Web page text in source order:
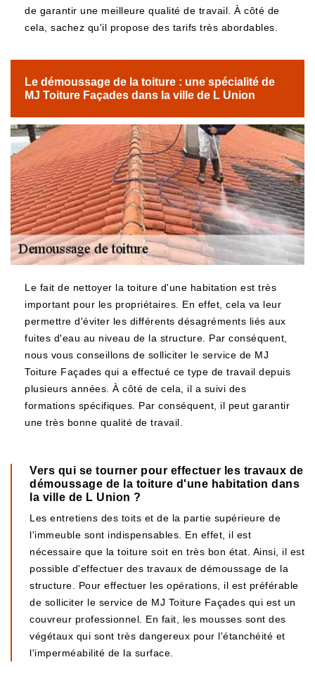
de garantir une meilleure qualité de travail. À côté de
cela, sachez qu'il propose des tarifs très abordables.
Le démoussage de la toiture : une spécialité de
MJ Toiture Façades dans la ville de L Union
Le fait de nettoyer la toiture d'une habitation est très
important pour les propriétaires. En effet, cela va leur
permettre d'éviter les différents désagréments liés aux
fuites d'eau au niveau de la structure. Par conséquent,
nous vous conseillons de solliciter le service de MJ
Toiture Façades qui a effectué ce type de travail depuis
plusieurs années. À côté de cela, il a suivi des
formations spécifiques. Par conséquent, il peut garantir
une très bonne qualité de travail.
Vers qui se tourner pour effectuer les travaux de
démoussage de la toiture d'une habitation dans
la ville de L Union ?
Les entretiens des toits et de la partie supérieure de
l'immeuble sont indispensables. En effet, il est
nécessaire que la toiture soit en très bon état. Ainsi, il est
possible d'effectuer des travaux de démoussage de la
structure. Pour effectuer les opérations, il est préférable
de solliciter le service de MJ Toiture Façades qui est un
couvreur professionnel. En fait, les mousses sont des
végétaux qui sont très dangereux pour l'étanchéité et
l'imperméabilité de la surface.